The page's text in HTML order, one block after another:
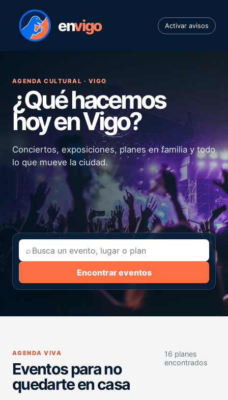
envigo Activar avisos
AGENDA CULTURAL · VIGO
¿Qué hacemos
hoy en Vigo?
Conciertos, exposiciones, planes en familia y todo
lo que mueve la ciudad.
⌕
Encontrar eventos
AGENDA VIVA
Eventos para no
quedarte en casa
16 planes
encontrados